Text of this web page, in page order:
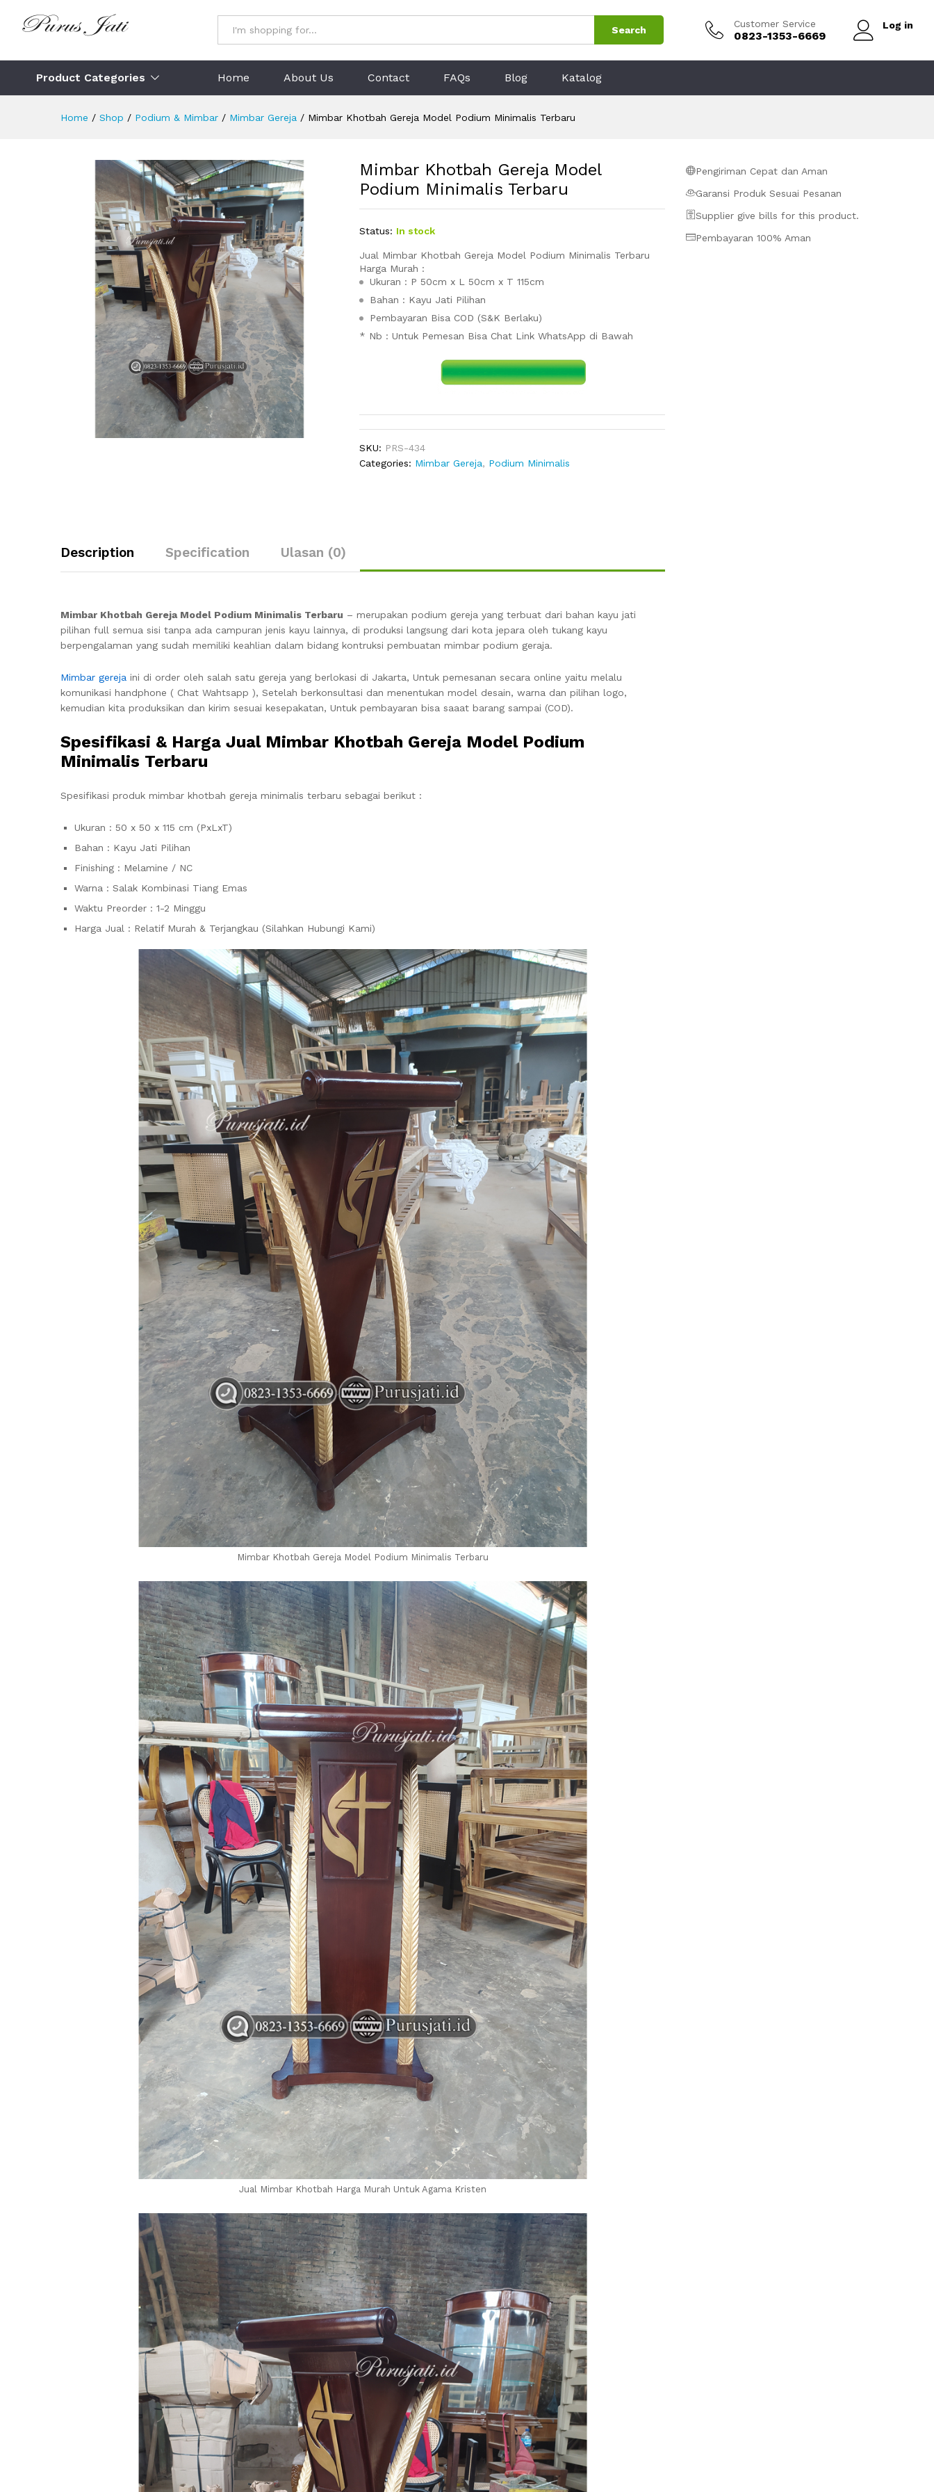
Search
Customer Service
0823-1353-6669
Log in
Product Categories Home About Us Contact FAQs Blog Katalog
Home / Shop / Podium & Mimbar / Mimbar Gereja / Mimbar Khotbah Gereja Model Podium Minimalis Terbaru
Mimbar Khotbah Gereja Model
Podium Minimalis Terbaru
Status: In stock
Jual Mimbar Khotbah Gereja Model Podium Minimalis Terbaru
Harga Murah :
Ukuran : P 50cm x L 50cm x T 115cm
Bahan : Kayu Jati Pilihan
Pembayaran Bisa COD (S&K Berlaku)
* Nb : Untuk Pemesan Bisa Chat Link WhatsApp di Bawah
SKU: PRS-434
Categories: Mimbar Gereja, Podium Minimalis
Description Specification Ulasan (0)
Mimbar Khotbah Gereja Model Podium Minimalis Terbaru – merupakan podium gereja yang terbuat dari bahan kayu jati
pilihan full semua sisi tanpa ada campuran jenis kayu lainnya, di produksi langsung dari kota jepara oleh tukang kayu
berpengalaman yang sudah memiliki keahlian dalam bidang kontruksi pembuatan mimbar podium geraja.
Mimbar gereja ini di order oleh salah satu gereja yang berlokasi di Jakarta, Untuk pemesanan secara online yaitu melalu
komunikasi handphone ( Chat Wahtsapp ), Setelah berkonsultasi dan menentukan model desain, warna dan pilihan logo,
kemudian kita produksikan dan kirim sesuai kesepakatan, Untuk pembayaran bisa saaat barang sampai (COD).
Spesifikasi & Harga Jual Mimbar Khotbah Gereja Model Podium
Minimalis Terbaru
Spesifikasi produk mimbar khotbah gereja minimalis terbaru sebagai berikut :
Ukuran : 50 x 50 x 115 cm (PxLxT)
Bahan : Kayu Jati Pilihan
Finishing : Melamine / NC
Warna : Salak Kombinasi Tiang Emas
Waktu Preorder : 1-2 Minggu
Harga Jual : Relatif Murah & Terjangkau (Silahkan Hubungi Kami)
Mimbar Khotbah Gereja Model Podium Minimalis Terbaru
Jual Mimbar Khotbah Harga Murah Untuk Agama Kristen
Pengiriman Cepat dan Aman
Garansi Produk Sesuai Pesanan
Supplier give bills for this product.
Pembayaran 100% Aman
Description